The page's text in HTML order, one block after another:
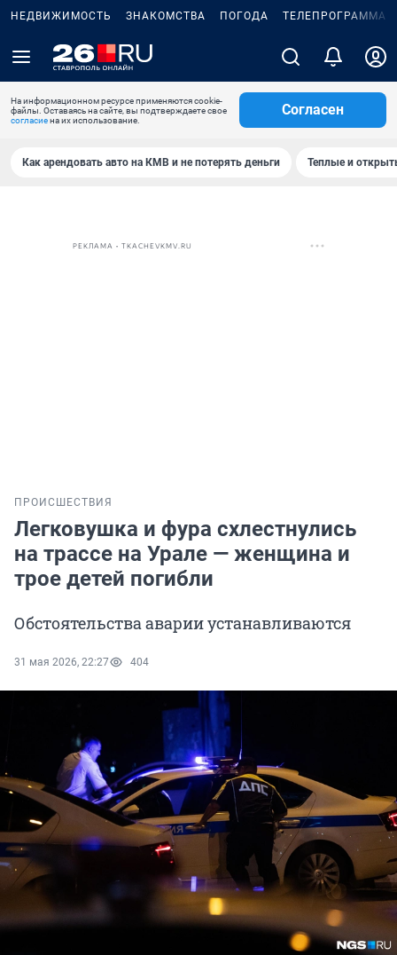
НЕДВИЖИМОСТЬ ЗНАКОМСТВА ПОГОДА ТЕЛЕПРОГРАММА
На информационном ресурсе применяются cookie-
файлы. Оставаясь на сайте, вы подтверждаете свое
согласиена их использование.
Согласен
Как арендовать авто на КМВ и не потерять деньги Теплые и
РЕКЛАМА • TKACHEVKMV.RU
ПРОИСШЕСТВИЯ
Легковушка и фура схлестнулись
на трассе на Урале — женщина и
трое детей погибли
Обстоятельства аварии устанавливаются
31 мая 2026, 22:27 404